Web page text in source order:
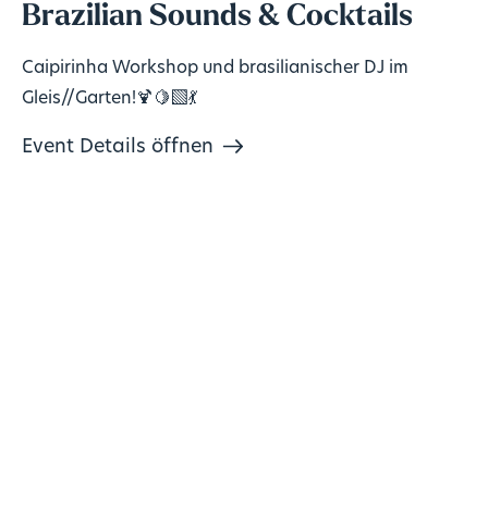
Brazilian Sounds & Cocktails
Caipirinha Workshop und brasilianischer DJ im
Gleis//Garten!🍹🍋‍🟩💃
Event Details öffnen